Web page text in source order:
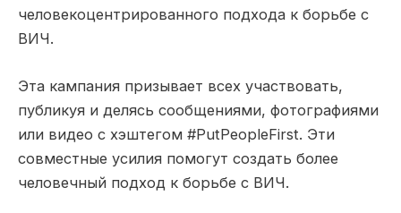
человекоцентрированного подхода к борьбе с
ВИЧ.
Эта кампания призывает всех участвовать,
публикуя и делясь сообщениями, фотографиями
или видео с хэштегом #PutPeopleFirst. Эти
совместные усилия помогут создать более
человечный подход к борьбе с ВИЧ.